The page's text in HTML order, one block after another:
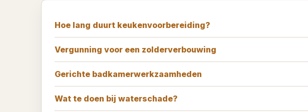
Hoe lang duurt keukenvoorbereiding?
Vergunning voor een zolderverbouwing
Gerichte badkamerwerkzaamheden
Wat te doen bij waterschade?